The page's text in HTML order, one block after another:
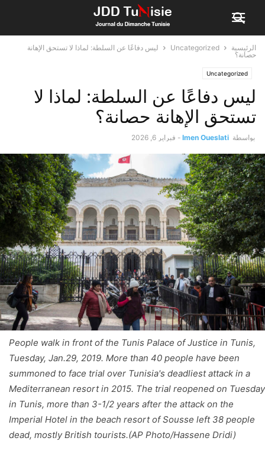
الرئيسية Uncategorized
ليس دفاعًا عن السلطة: لماذا لا تستحق الإهانة
حصانة؟
Uncategorized
ليس دفاعًا عن السلطة: لماذا لا
تستحق الإهانة حصانة؟
بواسطة Imen Oueslati
- فبراير 6, 2026
People walk in front of the Tunis Palace of Justice in Tunis,
Tuesday, Jan.29, 2019. More than 40 people have been
summoned to face trial over Tunisia's deadliest attack in a
Mediterranean resort in 2015. The trial reopened on Tuesday
in Tunis, more than 3-1/2 years after the attack on the
Imperial Hotel in the beach resort of Sousse left 38 people
dead, mostly British tourists.(AP Photo/Hassene Dridi)